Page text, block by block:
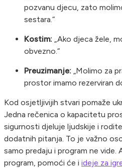
pozvanu djecu, zato
sestara.“
Kostim: „Ako djeca žele,
obvezno.“
Preuzimanje: „Molimo za
prostor imamo rezerviran
Kod osjetljivijih stvari pomaže
Jedna rečenica o kapacitetu
sigurnosti djeluje ljudskije i
dodatnih pitanja. To je važno
samo predaju i program ne vide.
program, pomoći će i ideje za